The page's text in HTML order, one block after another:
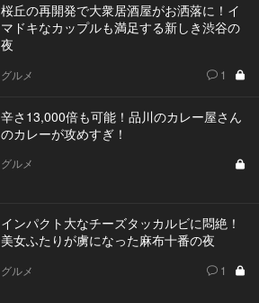
桜丘の再開発で大衆居酒屋がお洒落に！イ
マドキなカップルも満足する新しき渋谷の
夜
グルメ 1
辛さ13,000倍も可能！品川のカレー屋さん
のカレーが攻めすぎ！
グルメ
インパクト大なチーズタッカルビに悶絶！
美女ふたりが虜になった麻布十番の夜
グルメ 1